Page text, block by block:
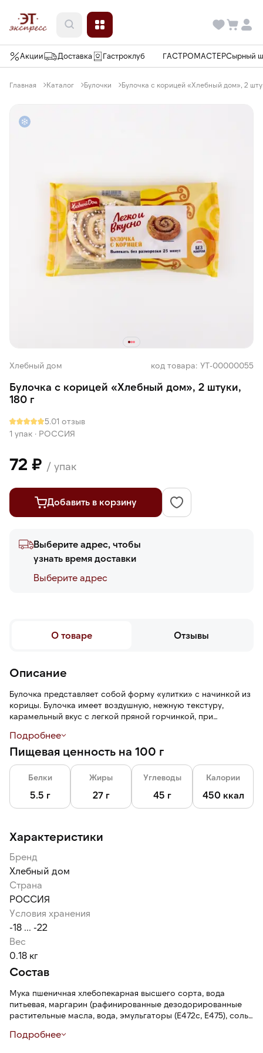
Акции Доставка Гастроклуб ГАСТРОМАСТЕРСырный
Главная Каталог Булочки Булочка с корицей «Хлебный дом», 2
Хлебный дом код товара: УТ-00000055
Булочка с корицей «Хлебный дом», 2 штуки,
180 г
5.01 отзыв
1 упак · РОССИЯ
72 ₽ / упак
Добавить в корзину
Выберите адрес, чтобы
узнать время доставки
Выберите адреc
О товаре Отзывы
Описание
Булочка представляет собой форму «улитки» с начинкой из
корицы. Булочка имеет воздушную, нежную текстуру,
карамельный вкус с легкой пряной горчинкой, при
Можно выпекать без разморозки.
Подробнее
Пищевая ценность на 100 г
Белки
5.5 г
Жиры
27 г
Углеводы
45 г
Калории
450 ккал
Характеристики
Бренд
Хлебный дом
Страна
РОССИЯ
Условия хранения
-18 ... -22
Вес
0.18 кг
Состав
Мука пшеничная хлебопекарная высшего сорта, вода
питьевая, маргарин (рафинированные дезодорированные
растительные масла, вода, эмульгаторы (Е472c, Е475), соль,
кислота), маргарин (рафинированные дезодорированные
Подробнее